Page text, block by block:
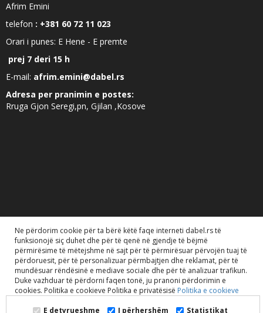
Afrim Emini
telefon : +381 60 72 11 023
Orari i punes: E Hene - E premte
prej 7 deri 15 h
E-mail: afrim.emini@dabel.rs
Adresa per pranimin e postes:
Rruga Gjon Seregi,pn, Gjilan ,Kosove
Dabel doo. 2020. Të gjitha të drejtat e rezervuara..
Ne përdorim cookie për ta bërë këtë faqe interneti dabel.rs të
funksionojë siç duhet dhe për të qenë në gjendje të bëjmë
përmirësime të mëtejshme në sajt për të përmirësuar përvojën tuaj të
përdoruesit, për të personalizuar përmbajtjen dhe reklamat, për të
mundësuar rëndësinë e mediave sociale dhe për të analizuar trafikun.
Duke vazhduar të përdorni faqen tonë, ju pranoni përdorimin e
cookies. Politika e cookieve Politika e privatësisë Politika e cookieve
E detyrueshme
I përhershëm Statistikat